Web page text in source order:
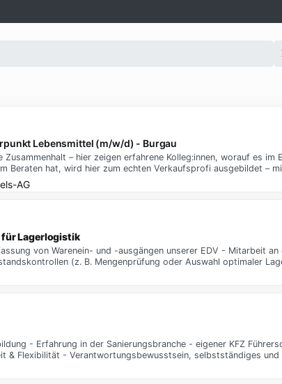
Lebensmittel (m/w/d) - Burgau
Zusammenhalt – hier zeigen erfahrene Kolleg:innen, worauf es
Beraten hat, wird hier zum echten Verkaufsprofi ausgebildet –
AG
fürLagerlogistik
von Warenein- und -ausgängen unserer EDV - Mitarbeit
(z. B. Mengenprüfung oder Auswahl optimaler
- Erfahrung in der Sanierungsbranche - eigener KFZ
& Flexibilität - Verantwortungsbewusstsein, selbstständiges